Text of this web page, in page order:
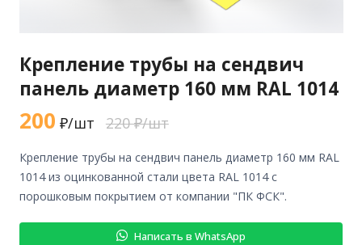
Крепление трубы на сендвич
панель диаметр 160 мм RAL 1014
200 ₽/шт 220 ₽/шт
крепление трубы на сендвич панель диаметр 160 мм RAL
1014 из оцинкованной стали цвета RAL 1014 с
порошковым покрытием от компании "ПК ФСК".
Написать в WhatsApp